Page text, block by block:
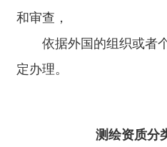
和审查，
依据外国的组织或者个
定办理。
测绘资质分